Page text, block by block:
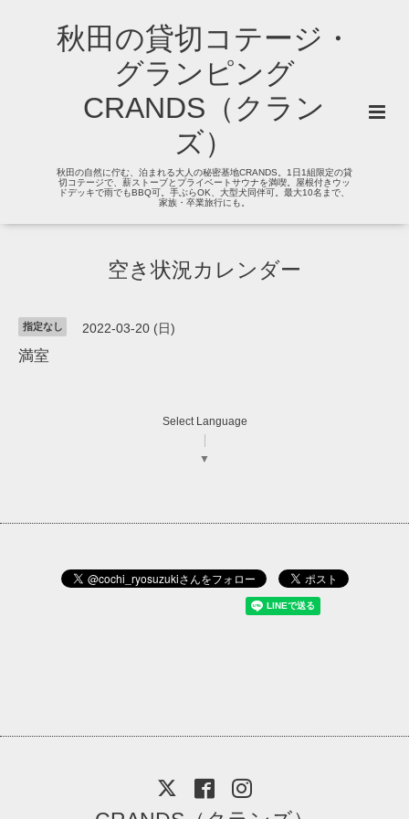
秋田の貸切コテージ・
グランピング
CRANDS（クラン
ズ）
秋田の自然に佇む、泊まれる大人の秘密基地CRANDS。1日1組限定の貸
切コテージで、薪ストーブとプライベートサウナを満喫。屋根付きウッ
ドデッキで雨でもBBQ可。手ぶらOK、大型犬同伴可。最大10名まで、
家族・卒業旅行にも。
空き状況カレンダー
指定なし 2022-03-20 (日)
満室
Select Language
▼